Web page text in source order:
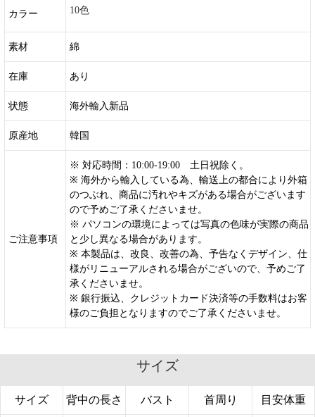
カラー 10色
素材 綿
在庫 あり
状態 海外輸入新品
原産地 韓国
ご注意事項
※ 対応時間：10:00-19:00 土日祝除く。
※ 海外から輸入している為、輸送上の都合により外箱
のつぶれ、商品に汚れやキズがある場合がございます
ので予めご了承くださいませ。
※ パソコンの環境によっては写真の色味が実際の商品
と少し異なる場合があります。
※ 本製品は、改良、改善の為、予告なくデザイン、仕
様がリニューアルされる場合がございので、予めご了
承くださいませ。
※ 銀行振込、クレジットカード決済等の手数料はお客
様のご負担となりますのでご了承くださいませ。
サイズ
サイズ 背中の長さ バスト 首周り 目安体重